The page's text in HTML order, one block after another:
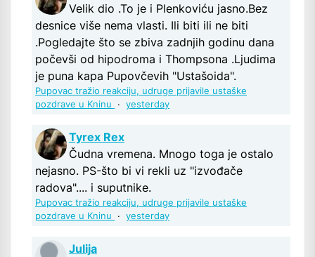
Velik dio .To je i Plenkoviću jasno.Bez
desnice više nema vlasti. Ili biti ili ne biti
.Pogledajte što se zbiva zadnjih godinu dana
počevši od hipodroma i Thompsona .Ljudima
je puna kapa Pupovčevih "Ustašoida".
Pupovac tražio reakciju, udruge prijavile ustaške
pozdrave u Kninu
· yesterday
Tyrex Rex
Čudna vremena. Mnogo toga je ostalo
nejasno. PS-što bi vi rekli uz "izvođače
radova".... i suputnike.
Pupovac tražio reakciju, udruge prijavile ustaške
pozdrave u Kninu
· yesterday
Julija